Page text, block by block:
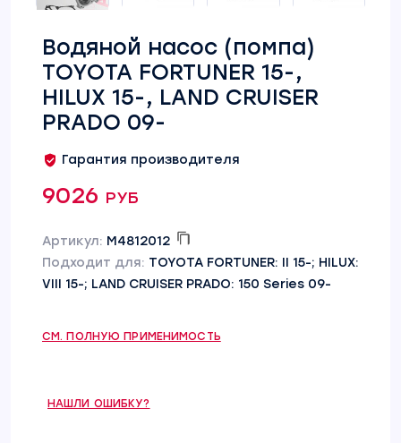
Водяной насос (помпа)
TOYOTA FORTUNER 15-,
HILUX 15-, LAND CRUISER
PRADO 09-
Гарантия производителя
9026 руб
Артикул: M4812012
Подходит для: TOYOTA FORTUNER: II 15-; HILUX:
VIII 15-; LAND CRUISER PRADO: 150 Series 09-
СМ. ПОЛНУЮ ПРИМЕНИМОСТЬ
НАШЛИ ОШИБКУ?